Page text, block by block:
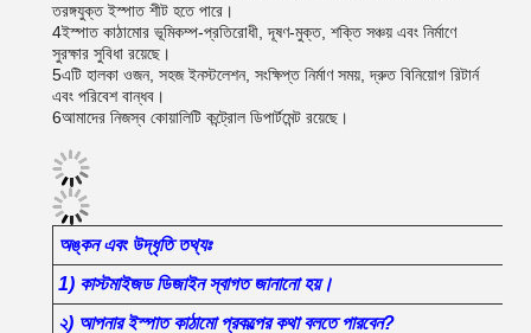
তরঙ্গযুক্ত ইস্পাত শীট হতে পারে।
4ইস্পাত কাঠামোর ভূমিকম্প-প্রতিরোধী, দূষণ-মুক্ত, শক্তি সঞ্চয় এবং নির্মাণে
সুরক্ষার সুবিধা রয়েছে।
5এটি হালকা ওজন, সহজ ইনস্টলেশন, সংক্ষিপ্ত নির্মাণ সময়, দ্রুত বিনিয়োগ রিটার্ন
এবং পরিবেশ বান্ধব।
6আমাদের নিজস্ব কোয়ালিটি কন্ট্রোল ডিপার্টমেন্ট রয়েছে।
অঙ্কন এবং উদ্ধৃতি তথ্যঃ
1) কাস্টমাইজড ডিজাইন স্বাগত জানানো হয়।
২) আপনার ইস্পাত কাঠামো প্রকল্পের কথা বলতে পারবেন?